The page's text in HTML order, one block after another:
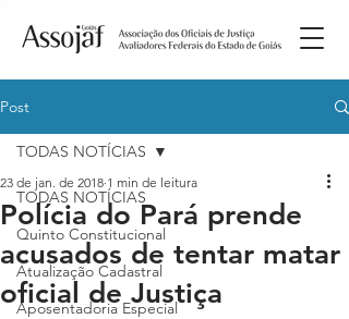
Post
TODAS NOTÍCIAS
Quinto Constitucional
Atualização Cadastral
Aposentadoria Especial
TODAS NOTÍCIAS
Polícia do Pará prende
acusados de tentar matar
oficial de Justiça
23 de jan. de 2018 1 min de leitura